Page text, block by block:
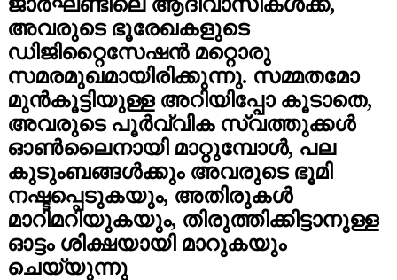
അവരുടെ ഭൂരേഖകളുടെ
ഡിജിറ്റൈസേഷൻ മറ്റൊരു
സമരമുഖമായിരിക്കുന്നു. സമ്മതമോ
മുൻകൂട്ടിയുള്ള അറിയിപ്പോ കൂടാതെ,
അവരുടെ പൂർവ്വിക സ്വത്തുക്കൾ
ഓൺലൈനായി മാറ്റുമ്പോൾ, പല
കുടുംബങ്ങൾക്കും അവരുടെ ഭൂമി
നഷ്ടപ്പെടുകയും, അതിരുകൾ
മാറിമറിയുകയും, തിരുത്തിക്കിട്ടാനുള്ള
ഓട്ടം ശിക്ഷയായി മാറുകയും
ചെയ്യുന്നു